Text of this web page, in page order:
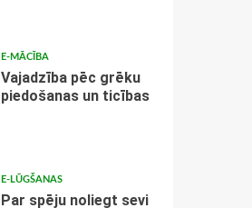
E-MĀCĪBA
Vajadzība pēc grēku
piedošanas un ticības
E-LŪGŠANAS
Par spēju noliegt sevi